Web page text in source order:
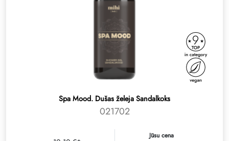
Spa Mood. Dušas želeja Sandalkoks
021702
Jūsu cena